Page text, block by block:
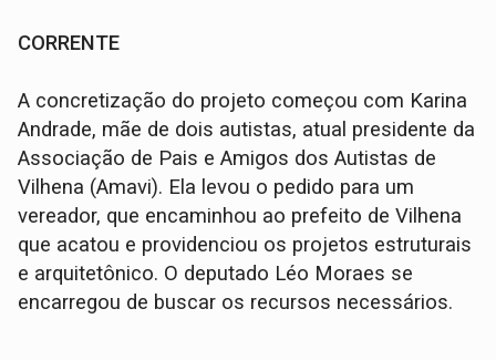
CORRENTE
A concretização do projeto começou com Karina
Andrade, mãe de dois autistas, atual presidente da
Associação de Pais e Amigos dos Autistas de
Vilhena (Amavi). Ela levou o pedido para um
vereador, que encaminhou ao prefeito de Vilhena
que acatou e providenciou os projetos estruturais
e arquitetônico. O deputado Léo Moraes se
encarregou de buscar os recursos necessários.